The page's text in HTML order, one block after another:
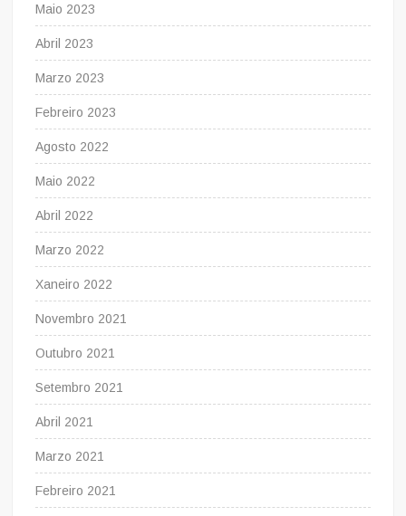
Maio 2023
Abril 2023
Marzo 2023
Febreiro 2023
Agosto 2022
Maio 2022
Abril 2022
Marzo 2022
Xaneiro 2022
Novembro 2021
Outubro 2021
Setembro 2021
Abril 2021
Marzo 2021
Febreiro 2021